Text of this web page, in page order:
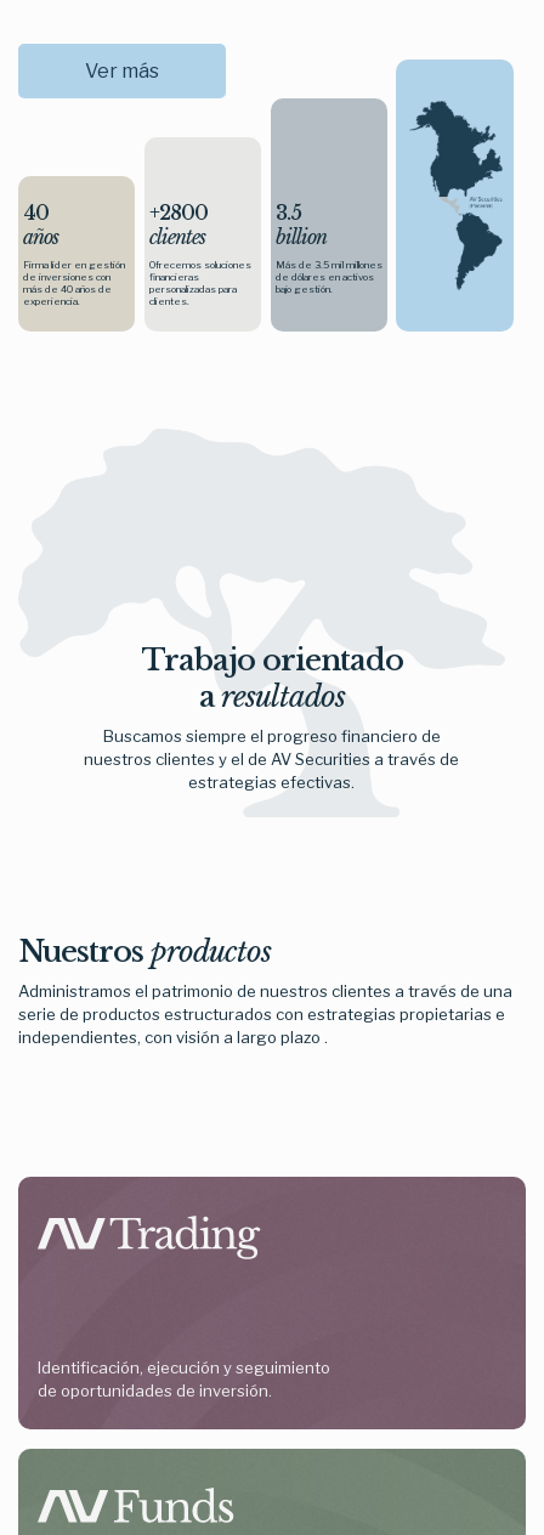
Ver más
40
años
Firma líder en gestión
de inversiones con
más de 40 años de
experiencia.
+2800
clientes
Ofrecemos soluciones
financieras
personalizadas para
clientes.
3.5
billion
Más de 3.5 mil millones
de dólares en activos
bajo gestión.
Trabajo orientado
aresultados
Buscamos siempre el progreso financiero de
nuestros clientes y el de AV Securities a través de
estrategias efectivas.
Nuestros productos
Administramos el patrimonio de nuestros clientes a través de una
serie de productos estructurados con estrategias propietarias e
independientes, con visión a largo plazo .
Identificación, ejecución y seguimiento
de oportunidades de inversión.